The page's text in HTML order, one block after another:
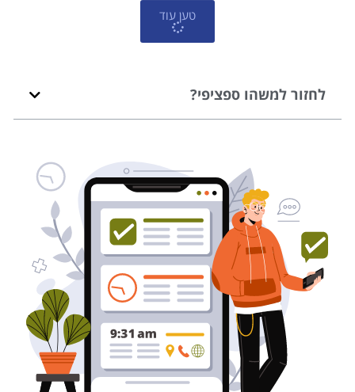
טען עוד
לחזור למשהו ספציפי?